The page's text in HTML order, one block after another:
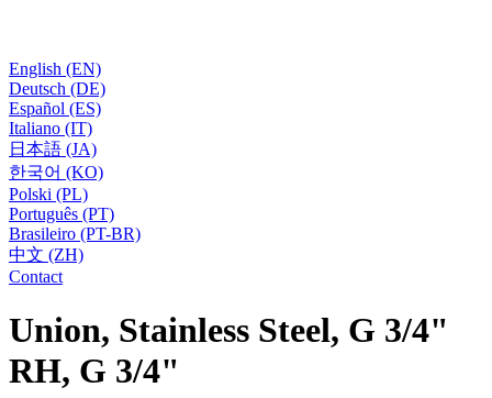
English (EN)
Deutsch (DE)
Español (ES)
Italiano (IT)
日本語 (JA)
한국어 (KO)
Polski (PL)
Português (PT)
Brasileiro (PT-BR)
中文 (ZH)
Contact
Union, Stainless Steel, G 3/4"
RH, G 3/4"